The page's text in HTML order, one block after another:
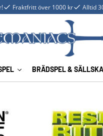
Fraktfritt över 1000 kr Alltid
BRÄDSPEL &